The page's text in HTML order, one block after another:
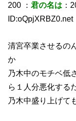
200 ：君の名は ：
ID:oQpjXRBZ0.net
清宮卒業させるの
か
乃木中のモチベ低
ら１人分悪化する
乃木中盛り上げて